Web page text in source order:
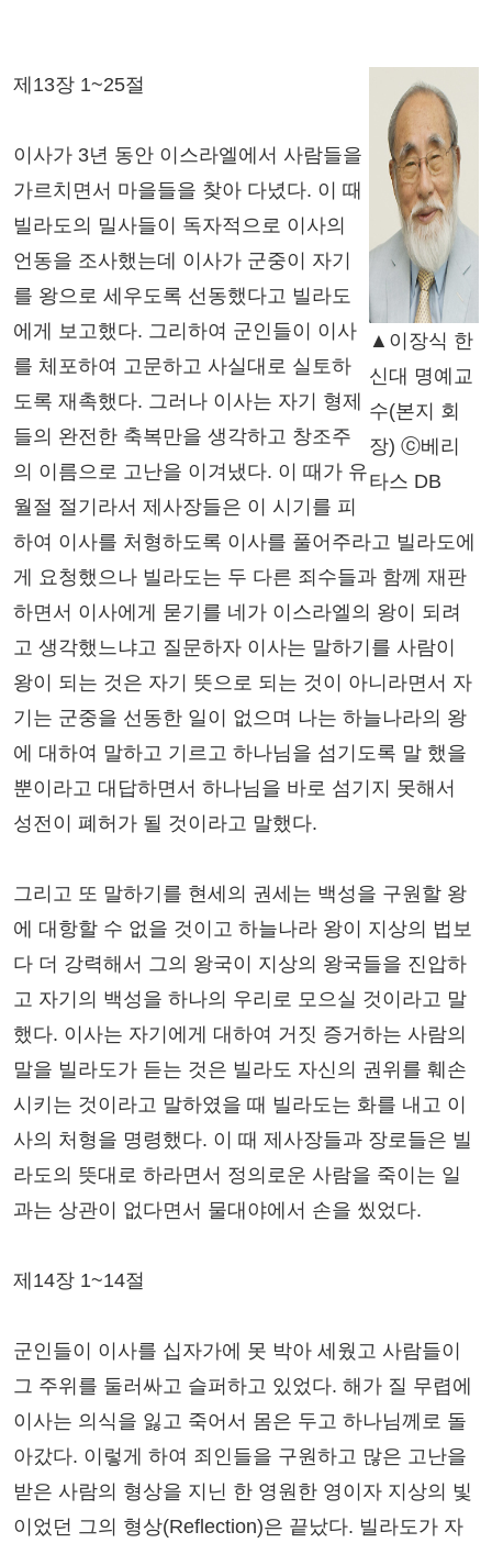
▲이장식 한
신대 명예교
수(본지 회
장) ⓒ베리
타스 DB
제13장 1~25절
이사가 3년 동안 이스라엘에서 사람들을
가르치면서 마을들을 찾아 다녔다. 이 때
빌라도의 밀사들이 독자적으로 이사의
언동을 조사했는데 이사가 군중이 자기
를 왕으로 세우도록 선동했다고 빌라도
에게 보고했다. 그리하여 군인들이 이사
를 체포하여 고문하고 사실대로 실토하
도록 재촉했다. 그러나 이사는 자기 형제
들의 완전한 축복만을 생각하고 창조주
의 이름으로 고난을 이겨냈다. 이 때가 유
월절 절기라서 제사장들은 이 시기를 피
하여 이사를 처형하도록 이사를 풀어주라고 빌라도에
게 요청했으나 빌라도는 두 다른 죄수들과 함께 재판
하면서 이사에게 묻기를 네가 이스라엘의 왕이 되려
고 생각했느냐고 질문하자 이사는 말하기를 사람이
왕이 되는 것은 자기 뜻으로 되는 것이 아니라면서 자
기는 군중을 선동한 일이 없으며 나는 하늘나라의 왕
에 대하여 말하고 기르고 하나님을 섬기도록 말 했을
뿐이라고 대답하면서 하나님을 바로 섬기지 못해서
성전이 폐허가 될 것이라고 말했다.
그리고 또 말하기를 현세의 권세는 백성을 구원할 왕
에 대항할 수 없을 것이고 하늘나라 왕이 지상의 법보
다 더 강력해서 그의 왕국이 지상의 왕국들을 진압하
고 자기의 백성을 하나의 우리로 모으실 것이라고 말
했다. 이사는 자기에게 대하여 거짓 증거하는 사람의
말을 빌라도가 듣는 것은 빌라도 자신의 권위를 훼손
시키는 것이라고 말하였을 때 빌라도는 화를 내고 이
사의 처형을 명령했다. 이 때 제사장들과 장로들은 빌
라도의 뜻대로 하라면서 정의로운 사람을 죽이는 일
과는 상관이 없다면서 물대야에서 손을 씼었다.
제14장 1~14절
군인들이 이사를 십자가에 못 박아 세웠고 사람들이
그 주위를 둘러싸고 슬퍼하고 있었다. 해가 질 무렵에
이사는 의식을 잃고 죽어서 몸은 두고 하나님께로 돌
아갔다. 이렇게 하여 죄인들을 구원하고 많은 고난을
받은 사람의 형상을 지닌 한 영원한 영이자 지상의 빛
이었던 그의 형상(Reflection)은 끝났다. 빌라도가 자